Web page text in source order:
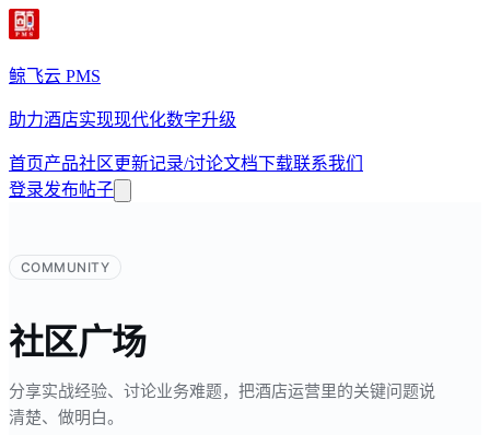
鲸飞云 PMS
助力酒店实现现代化数字升级
首页产品社区更新记录/讨论文档下载联系我们
登录发布帖子
COMMUNITY
社区广场
分享实战经验、讨论业务难题，把酒店运营里的关键问题说
清楚、做明白。